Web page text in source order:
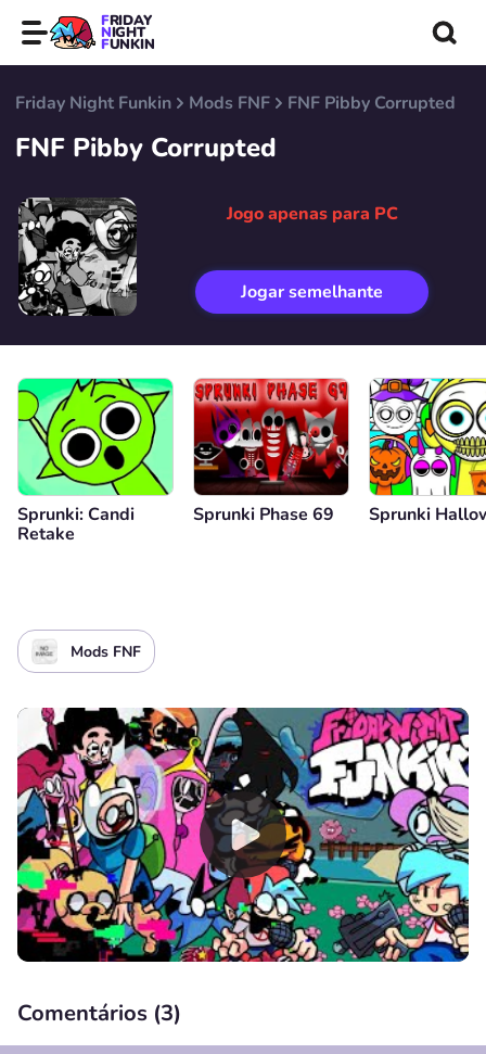
FRIDAY
NIGHT
FUNKIN
Friday Night Funkin Mods FNF FNF Pibby Corrupted
FNF Pibby Corrupted
Jogo apenas para PC
Jogar semelhante
Sprunki: Candi
Retake
Sprunki Phase 69 Sprunki
Mods FNF
Comentários (3)